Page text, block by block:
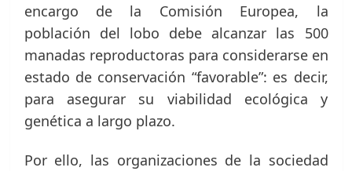
encargo de la Comisión Europea, la
población del lobo debe alcanzar las 500
manadas reproductoras para considerarse en
estado de conservación “favorable”: es decir,
para asegurar su viabilidad ecológica y
genética a largo plazo.
Por ello, las organizaciones de la sociedad